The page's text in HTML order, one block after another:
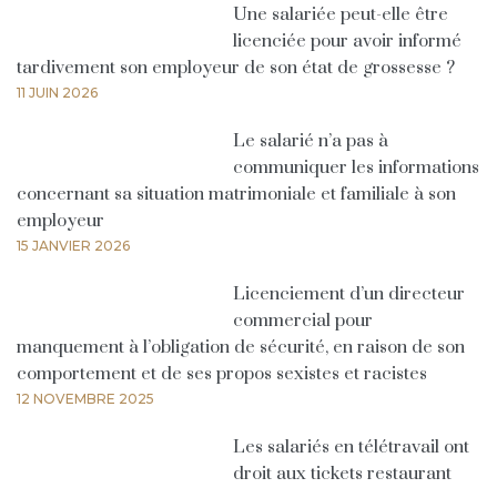
Une salariée peut-elle être
licenciée pour avoir informé
tardivement son employeur de son état de grossesse ?
11 JUIN 2026
Le salarié n’a pas à
communiquer les informations
concernant sa situation matrimoniale et familiale à son
employeur
15 JANVIER 2026
Licenciement d’un directeur
commercial pour
manquement à l’obligation de sécurité, en raison de son
comportement et de ses propos sexistes et racistes
12 NOVEMBRE 2025
Les salariés en télétravail ont
droit aux tickets restaurant